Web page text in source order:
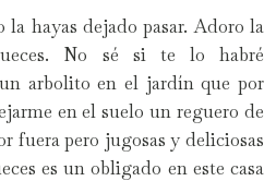
hayas dejado pasar. Adoro la
No sé si te lo habré
arbolito en el jardín que por
en el suelo un reguero de
fuera pero jugosas y deliciosas
es un obligado en este casa